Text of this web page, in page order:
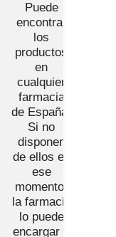
Puede
encontrar
los
productos
en
cualquier
farmacia
de España
Si no
disponen
de ellos en
ese
momento,
la farmacia
lo puede
encargar y